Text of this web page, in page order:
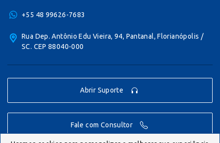
+55 48 99626-7683
Rua Dep. Antônio Edu Vieira, 94, Pantanal, Florianópolis /
SC. CEP 88040-000
Abrir Suporte
Fale com Consultor